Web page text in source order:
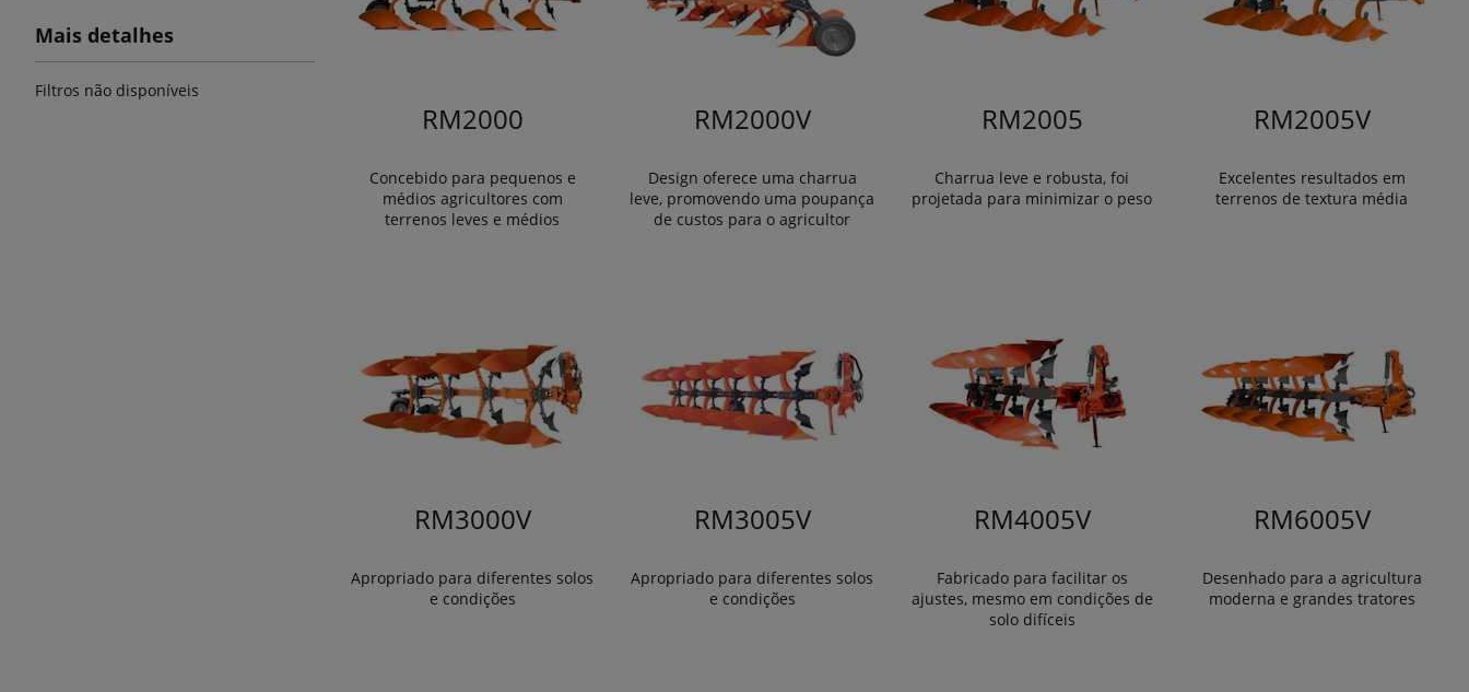
Mais detalhes
Filtros não disponíveis
RM2000
Concebido para pequenos e
médios agricultores com
terrenos leves e médios
RM2000V
Design oferece uma charrua
leve, promovendo uma poupança
de custos para o agricultor
RM2005
Charrua leve e robusta, foi
projetada para minimizar o peso
RM2005V
Excelentes resultados em
terrenos de textura média
RM3000V
Apropriado para diferentes solos
e condições
RM3005V
Apropriado para diferentes solos
e condições
RM4005V
Fabricado para facilitar os
ajustes, mesmo em condições de
solo difíceis
RM6005V
Desenhado para a agricultura
moderna e grandes tratores